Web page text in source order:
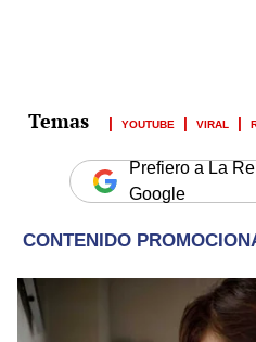
YOUTUBE VIRAL
Prefiero a La
Google